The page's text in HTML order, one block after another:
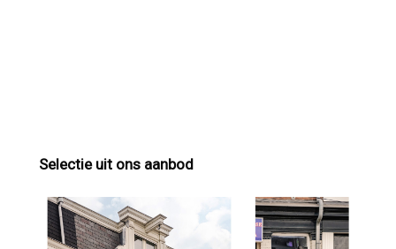
Selectie uit ons aanbod